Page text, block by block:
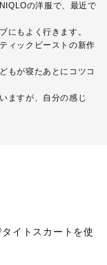
の洋服で、最近で
にもよく行きます。
ィックビーストの新作
もが寝たあとにコツコ
ますが、自分の感じ
イトスカートを使